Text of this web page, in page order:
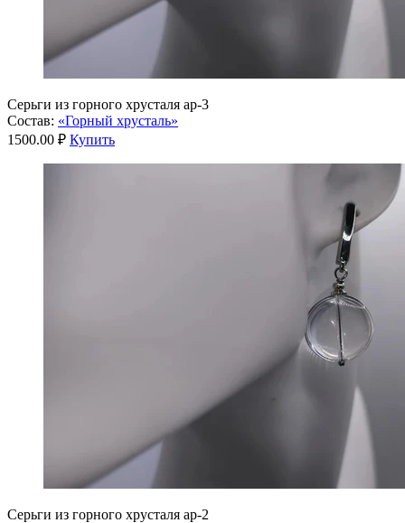
Серьги из горного хрусталя ар-3
Состав: «Горный хрусталь»
1500.00 ₽ Купить
Серьги из горного хрусталя ар-2